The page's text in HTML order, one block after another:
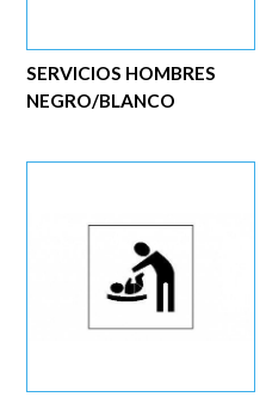
SERVICIOS HOMBRES
NEGRO/BLANCO